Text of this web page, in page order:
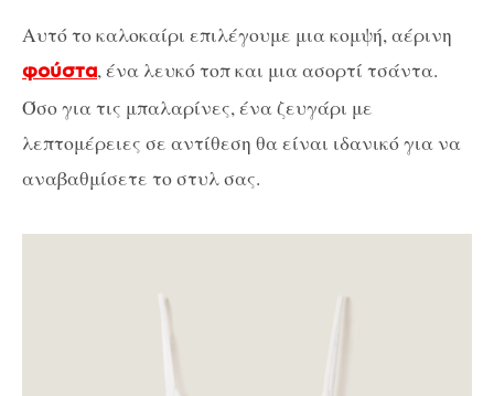
Αυτό το καλοκαίρι επιλέγουμε μια κομψή, αέρινη
φούστα, ένα λευκό τοπ και μια ασορτί τσάντα.
Όσο για τις μπαλαρίνες, ένα ζευγάρι με
λεπτομέρειες σε αντίθεση θα είναι ιδανικό για να
αναβαθμίσετε το στυλ σας.